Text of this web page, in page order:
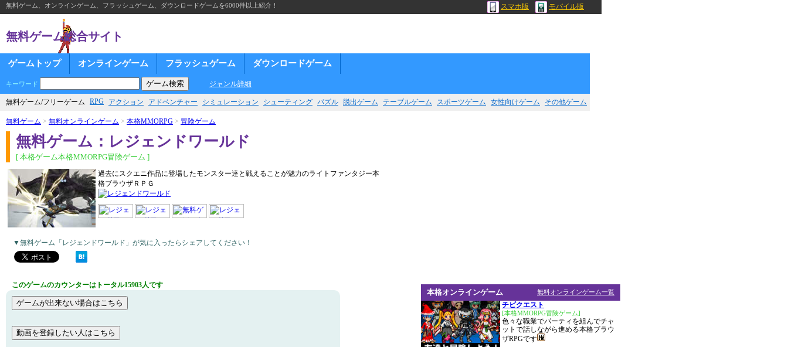
無料ゲーム、オンラインゲーム、フラッシュゲーム、ダウンロードゲームを6000件以上紹介！ スマホ版 モバイル版
無料ゲーム総合サイト
ゲームトップ オンラインゲーム フラッシュゲーム ダウンロードゲーム
キーワード ジャンル詳細
無料ゲーム/フリーゲーム RPG アクション アドベンチャー シミュレーション シューティング パズル 脱出ゲーム テーブルゲーム スポーツゲーム 女性向けゲーム その他ゲーム
無料ゲーム > 無料オンラインゲーム > 本格MMORPG > 冒険ゲーム
無料ゲーム：レジェンドワールド
[ 本格ゲーム本格MMORPG冒険ゲーム ]
過去にスクエニ作品に登場したモンスター達と戦えることが魅力のライトファンタジー本
格ブラウザＲＰＧ
▼無料ゲーム「レジェンドワールド」が気に入ったらシェアしてください！
このゲームのカウンターはトータル15903人です
無料オンラインゲーム一覧
本格オンラインゲーム
チビクエスト
[本格MMORPG冒険ゲーム]
色々な職業でパーティを組んでチャ
ットで話しながら進める本格ブラウ
ザRPGです